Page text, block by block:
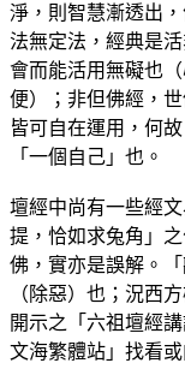
淨，則智慧漸透出
法無定法，經典是
會而能活用無礙也
便）；非但佛經，
皆可自在運用，何
「一個自己」也。
壇經中尚有一些經
提，恰如求兔角」
佛，實亦是誤解。
（除惡）也；況西
開示之「六祖壇經
文海繁體站」找看